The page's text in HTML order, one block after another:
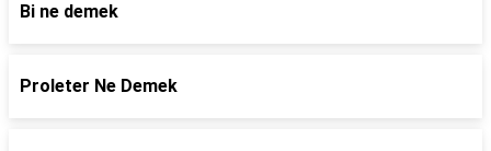
Bi ne demek
Proleter Ne Demek